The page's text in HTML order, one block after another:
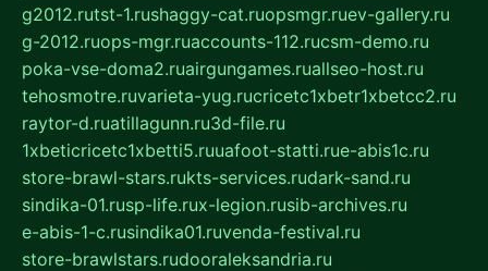
g2012.rutst-1.rushaggy-cat.ruopsmgr.ruev-gallery.ru
g-2012.ruops-mgr.ruaccounts-112.rucsm-demo.ru
poka-vse-doma2.ruairgungames.ruallseo-host.ru
tehosmotre.ruvarieta-yug.rucricetc1xbetr1xbetcc2.ru
raytor-d.ruatillagunn.ru3d-file.ru
1xbeticricetc1xbetti5.ruuafoot-statti.rue-abis1c.ru
store-brawl-stars.rukts-services.rudark-sand.ru
sindika-01.rusp-life.rux-legion.rusib-archives.ru
e-abis-1-c.rusindika01.ruvenda-festival.ru
store-brawlstars.rudooraleksandria.ru